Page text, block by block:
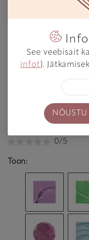
0/5
Toon:
See veebisait
infot).
NÕUSTU